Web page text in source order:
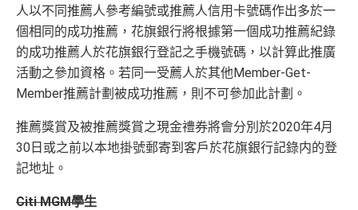
人以不同推薦人參考編號或推薦人信用卡號碼作出多於一
個相同的成功推薦，花旗銀行將根據第一個成功推薦紀錄
的成功推薦人於花旗銀行登記之手機號碼，以計算此推廣
活動之參加資格。若同一受薦人於其他Member-Get-
Member推薦計劃被成功推薦，則不可參加此計劃。
推薦獎賞及被推薦獎賞之現金禮券將會分別於2020年4月
30日或之前以本地掛號郵寄到客戶於花旗銀行記錄内的登
記地址。
Citi MGM學生